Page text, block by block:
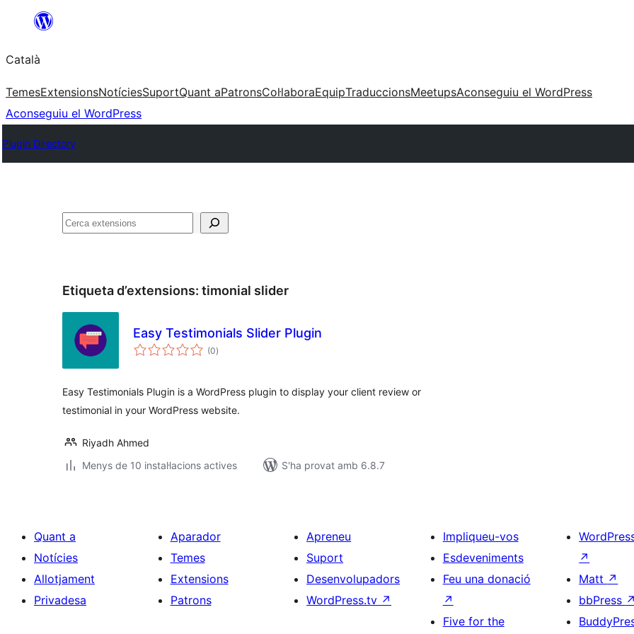
contingut
Català
TemesExtensionsNotíciesSuportQuant aPatronsCol·laboraEquipTraduccionsMeetupsAconseguiu el WordPress
Aconseguiu el WordPress
Plugin Directory
Cerca
Etiqueta d’extensions: timonial slider
Easy Testimonials Slider Plugin
(0puntuacions
totals
)
Easy Testimonials Plugin is a WordPress plugin to display your client review or
testimonial in your WordPress website.
Riyadh Ahmed
Menys de 10 instal·lacions actives
S'ha provat amb 6.8.7
Quant a
Notícies
Allotjament
Privadesa
Aparador
Temes
Extensions
Patrons
Apreneu
Suport
Desenvolupadors
WordPress.tv ↗
Impliqueu-vos
Esdeveniments
Feu una donació
↗
Five for the
↗
Matt ↗
bbPress ↗